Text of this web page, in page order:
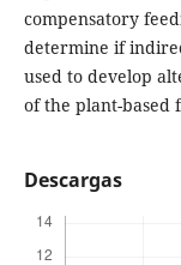
compensatory
determine if
used to develop
of the plant-based
Descargas